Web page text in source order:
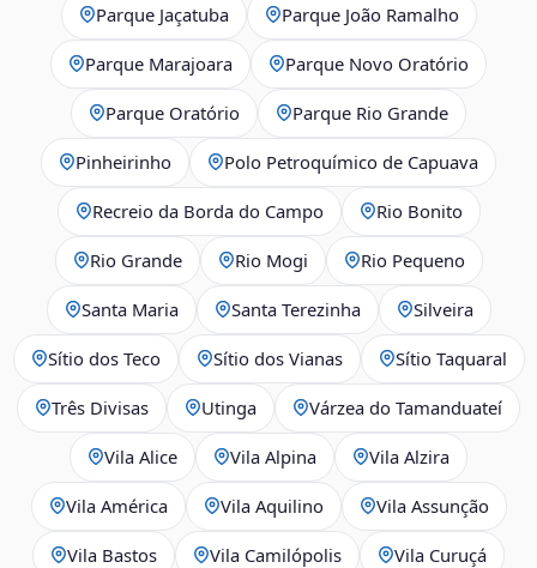
Parque Jaçatuba Parque João Ramalho
Parque Marajoara Parque Novo Oratório
Parque Oratório Parque Rio Grande
Pinheirinho Polo Petroquímico de Capuava
Recreio da Borda do Campo Rio Bonito
Rio Grande Rio Mogi Rio Pequeno
Santa Maria Santa Terezinha Silveira
Sítio dos Teco Sítio dos Vianas Sítio Taquaral
Três Divisas Utinga Várzea do Tamanduateí
Vila Alice Vila Alpina Vila Alzira
Vila América Vila Aquilino Vila Assunção
Vila Bastos Vila Camilópolis Vila Curuçá